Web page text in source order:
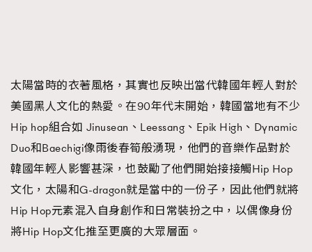
太陽當時的衣著風格，其實也反映出當代韓國年輕人對於
美國黑人文化的熱愛。在90年代末開始，韓國當地有不少
Hip hop組合如 Jinusean、Leessang、Epik High、Dynamic
Duo和Baechigi像雨後春筍般湧現，他們的音樂作品對於
韓國年輕人影響甚深，也鼓勵了他們開始接接觸Hip Hop
文化，太陽和G-dragon就是當中的一份子，因此他們就將
Hip Hop元素混入自身創作和日常裝扮之中，以偶像身份
將Hip Hop文化推至更廣的大眾層面。